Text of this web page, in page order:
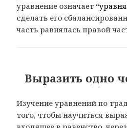
уравнение означает
сделать его
часть равнялась правой
Выразить одно
Изучение уравнений по
того, чтобы научиться